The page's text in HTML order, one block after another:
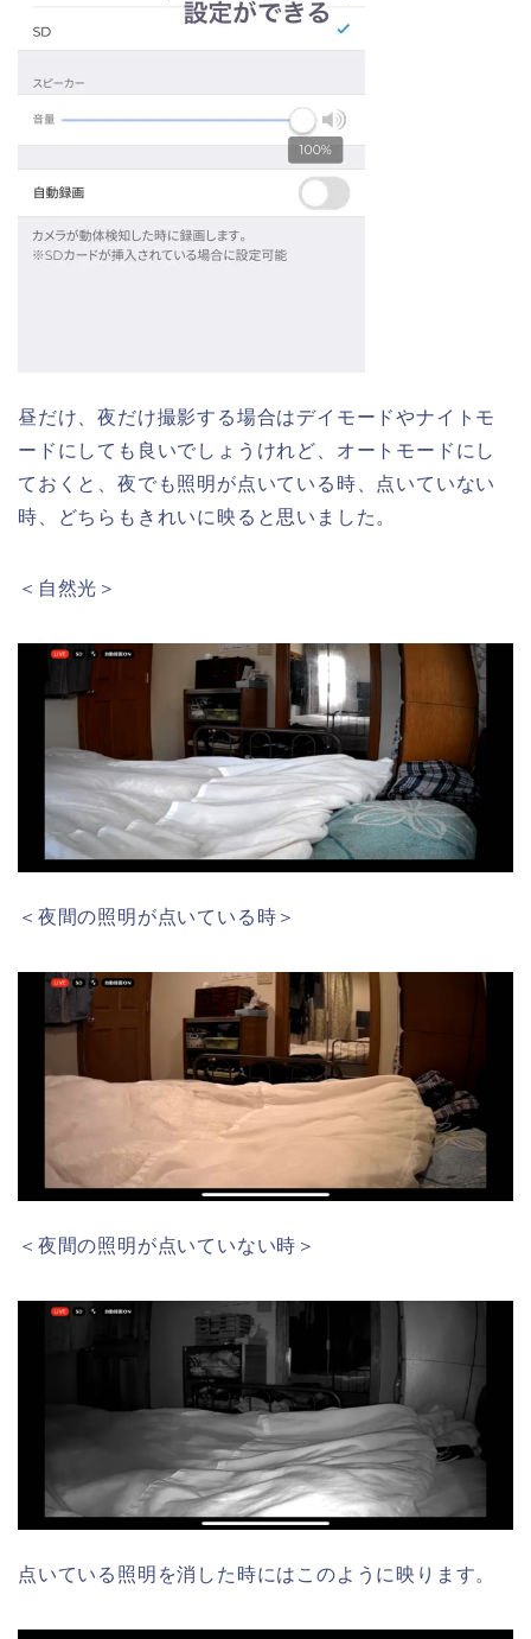
昼だけ、夜だけ撮影する場合はデイモードやナイトモ
ードにしても良いでしょうけれど、オートモードにし
ておくと、夜でも照明が点いている時、点いていない
時、どちらもきれいに映ると思いました。
＜自然光＞
＜夜間の照明が点いている時＞
＜夜間の照明が点いていない時＞
点いている照明を消した時にはこのように映ります。